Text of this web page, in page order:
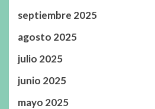
septiembre 2025
agosto 2025
julio 2025
junio 2025
mayo 2025